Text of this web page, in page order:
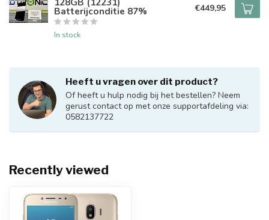
Batterijconditie 87%
In stock
€449,95
Heeft u vragen over dit product?
Of heeft u hulp nodig bij het bestellen? Neem
gerust contact op met onze supportafdeling via:
0582137722
Recently viewed